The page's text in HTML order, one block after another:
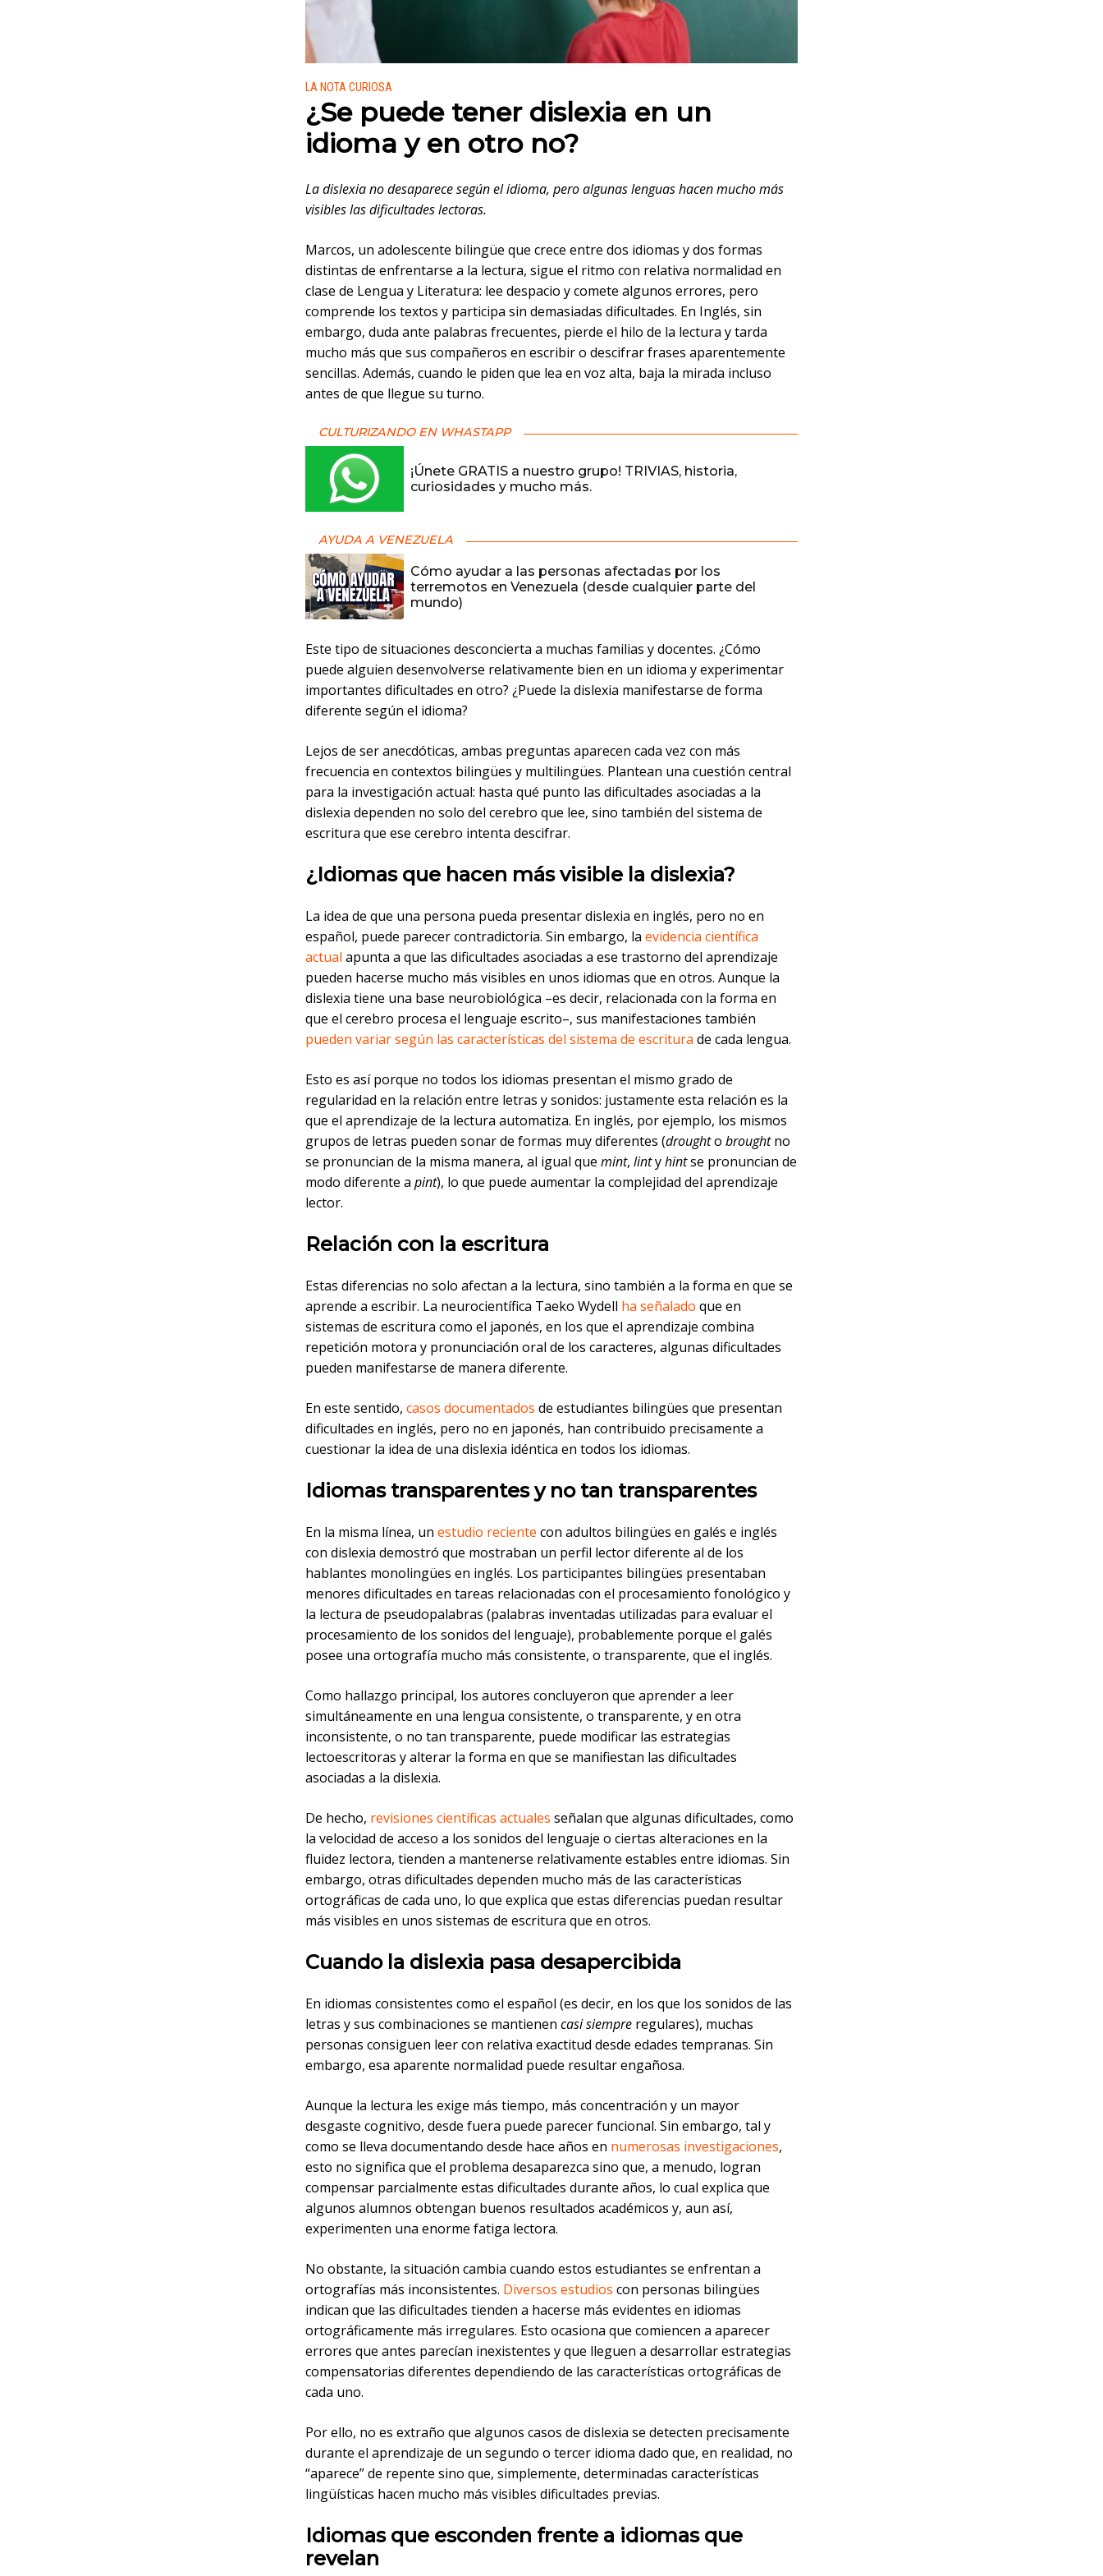
Publicado en:
LA NOTA CURIOSA
¿Se puede tener dislexia en un
idioma y en otro no?
La dislexia no desaparece según el idioma, pero algunas lenguas hacen mucho más
visibles las dificultades lectoras.
Marcos, un adolescente bilingüe que crece entre dos idiomas y dos formas
distintas de enfrentarse a la lectura, sigue el ritmo con relativa normalidad en
clase de Lengua y Literatura: lee despacio y comete algunos errores, pero
comprende los textos y participa sin demasiadas dificultades. En Inglés, sin
embargo, duda ante palabras frecuentes, pierde el hilo de la lectura y tarda
mucho más que sus compañeros en escribir o descifrar frases aparentemente
sencillas. Además, cuando le piden que lea en voz alta, baja la mirada incluso
antes de que llegue su turno.
CULTURIZANDO EN WHASTAPP
¡Únete GRATIS a nuestro grupo! TRIVIAS, historia,
curiosidades y mucho más.
AYUDA A VENEZUELA
Cómo ayudar a las personas afectadas por los
terremotos en Venezuela (desde cualquier parte del
mundo)
Este tipo de situaciones desconcierta a muchas familias y docentes. ¿Cómo
puede alguien desenvolverse relativamente bien en un idioma y experimentar
importantes dificultades en otro? ¿Puede la dislexia manifestarse de forma
diferente según el idioma?
Lejos de ser anecdóticas, ambas preguntas aparecen cada vez con más
frecuencia en contextos bilingües y multilingües. Plantean una cuestión central
para la investigación actual: hasta qué punto las dificultades asociadas a la
dislexia dependen no solo del cerebro que lee, sino también del sistema de
escritura que ese cerebro intenta descifrar.
¿Idiomas que hacen más visible la dislexia?
La idea de que una persona pueda presentar dislexia en inglés, pero no en
español, puede parecer contradictoria. Sin embargo, la evidencia científica
actual apunta a que las dificultades asociadas a ese trastorno del aprendizaje
pueden hacerse mucho más visibles en unos idiomas que en otros. Aunque la
dislexia tiene una base neurobiológica –es decir, relacionada con la forma en
que el cerebro procesa el lenguaje escrito–, sus manifestaciones también
pueden variar según las características del sistema de escritura de cada lengua.
Esto es así porque no todos los idiomas presentan el mismo grado de
regularidad en la relación entre letras y sonidos: justamente esta relación es la
que el aprendizaje de la lectura automatiza. En inglés, por ejemplo, los mismos
grupos de letras pueden sonar de formas muy diferentes (droughto broughtno
se pronuncian de la misma manera, al igual que mint, lintyhintse pronuncian de
modo diferente a pint), lo que puede aumentar la complejidad del aprendizaje
lector.
Relación con la escritura
Estas diferencias no solo afectan a la lectura, sino también a la forma en que se
aprende a escribir. La neurocientífica Taeko Wydell ha señalado que en
sistemas de escritura como el japonés, en los que el aprendizaje combina
repetición motora y pronunciación oral de los caracteres, algunas dificultades
pueden manifestarse de manera diferente.
En este sentido, casos documentados de estudiantes bilingües que presentan
dificultades en inglés, pero no en japonés, han contribuido precisamente a
cuestionar la idea de una dislexia idéntica en todos los idiomas.
Idiomas transparentes y no tan transparentes
En la misma línea, un estudio reciente con adultos bilingües en galés e inglés
con dislexia demostró que mostraban un perfil lector diferente al de los
hablantes monolingües en inglés. Los participantes bilingües presentaban
menores dificultades en tareas relacionadas con el procesamiento fonológico y
la lectura de pseudopalabras (palabras inventadas utilizadas para evaluar el
procesamiento de los sonidos del lenguaje), probablemente porque el galés
posee una ortografía mucho más consistente, o transparente, que el inglés.
Como hallazgo principal, los autores concluyeron que aprender a leer
simultáneamente en una lengua consistente, o transparente, y en otra
inconsistente, o no tan transparente, puede modificar las estrategias
lectoescritoras y alterar la forma en que se manifiestan las dificultades
asociadas a la dislexia.
De hecho, revisiones científicas actuales señalan que algunas dificultades, como
la velocidad de acceso a los sonidos del lenguaje o ciertas alteraciones en la
fluidez lectora, tienden a mantenerse relativamente estables entre idiomas. Sin
embargo, otras dificultades dependen mucho más de las características
ortográficas de cada uno, lo que explica que estas diferencias puedan resultar
más visibles en unos sistemas de escritura que en otros.
Cuando la dislexia pasa desapercibida
En idiomas consistentes como el español (es decir, en los que los sonidos de las
letras y sus combinaciones se mantienen casi siempre regulares), muchas
personas consiguen leer con relativa exactitud desde edades tempranas. Sin
embargo, esa aparente normalidad puede resultar engañosa.
Aunque la lectura les exige más tiempo, más concentración y un mayor
desgaste cognitivo, desde fuera puede parecer funcional. Sin embargo, tal y
como se lleva documentando desde hace años en numerosas investigaciones,
esto no significa que el problema desaparezca sino que, a menudo, logran
compensar parcialmente estas dificultades durante años, lo cual explica que
algunos alumnos obtengan buenos resultados académicos y, aun así,
experimenten una enorme fatiga lectora.
No obstante, la situación cambia cuando estos estudiantes se enfrentan a
ortografías más inconsistentes. Diversos estudios con personas bilingües
indican que las dificultades tienden a hacerse más evidentes en idiomas
ortográficamente más irregulares. Esto ocasiona que comiencen a aparecer
errores que antes parecían inexistentes y que lleguen a desarrollar estrategias
compensatorias diferentes dependiendo de las características ortográficas de
cada uno.
Por ello, no es extraño que algunos casos de dislexia se detecten precisamente
durante el aprendizaje de un segundo o tercer idioma dado que, en realidad, no
“aparece” de repente sino que, simplemente, determinadas características
lingüísticas hacen mucho más visibles dificultades previas.
Idiomas que esconden frente a idiomas que
revelan